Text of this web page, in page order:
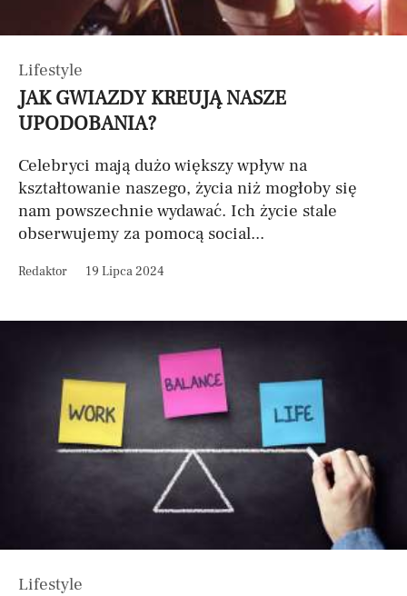
Lifestyle
JAK GWIAZDY KREUJĄ NASZE
UPODOBANIA?
Celebryci mają dużo większy wpływ na
kształtowanie naszego, życia niż mogłoby się
nam powszechnie wydawać. Ich życie stale
obserwujemy za pomocą social...
Redaktor 19 Lipca 2024
Lifestyle